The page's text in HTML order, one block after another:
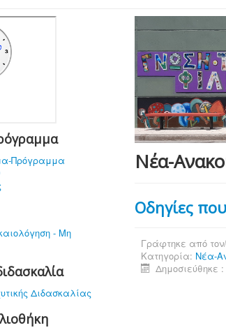
Πρόγραμμα
- Μη
Διδασκαλίας
Νέα-
Οδηγίες
Γράφτηκε από
Κατηγορία: Νέα-
Δημοσιεύθηκε